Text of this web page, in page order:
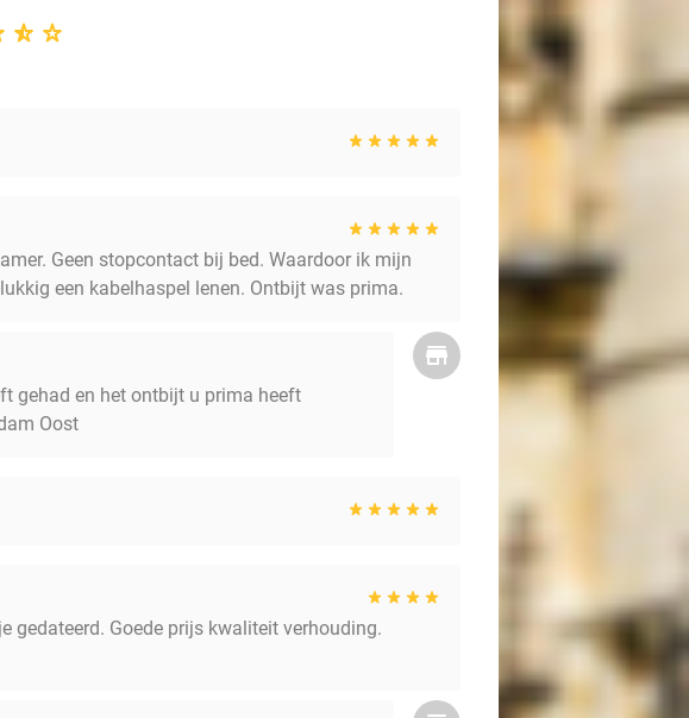
Geen stopcontact bij bed. Waardoor ik mijn
een kabelhaspel lenen. Ontbijt was prima.
gehad en het ontbijt u prima heeft
Oost
gedateerd. Goede prijs kwaliteit verhouding.